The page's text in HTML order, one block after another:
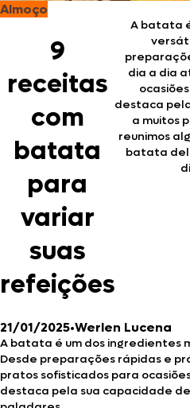
Almoço
9
receitas
com
batata
para
variar
suas
refeições
A batata
dia a dia
destaca
a muitos
reunimos
batata
21/01/2025•Werlen Lucena
A batata é um dos ingredientes
Desde preparações rápidas e
pratos sofisticados para
destaca pela sua capacidade